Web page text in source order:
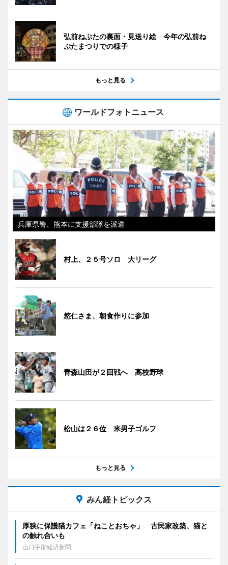
弘前ねぷたの裏面・見送り絵 今年の弘前ね
ぷたまつりでの様子
もっと見る
ワールドフォトニュース
兵庫県警、熊本に支援部隊を派遣
村上、２５号ソロ 大リーグ
悠仁さま、朝食作りに参加
青森山田が２回戦へ 高校野球
松山は２６位 米男子ゴルフ
もっと見る
みん経トピックス
厚狭に保護猫カフェ「ねことおちゃ」 古民家改築、猫と
の触れ合いも
山口宇部経済新聞